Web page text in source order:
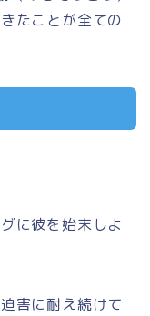
たことが全ての
に彼を始末しよ
害に耐え続けて